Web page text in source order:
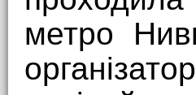
метро